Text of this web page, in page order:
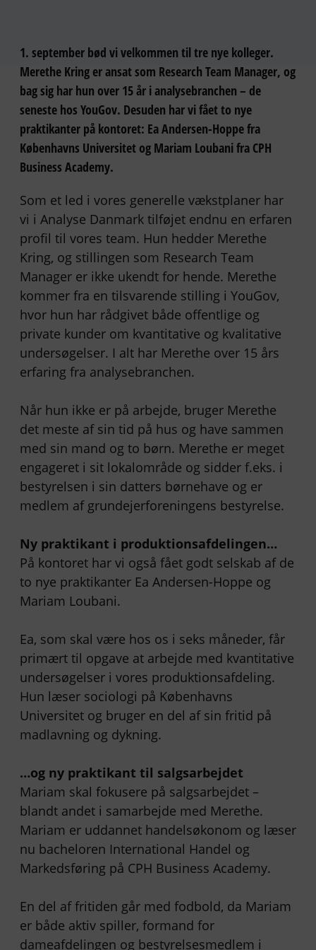
1. september bød vi velkommen til tre nye kolleger.
Merethe Kring er ansat som Research Team Manager, og
bag sig har hun over 15 år i analysebranchen – de
seneste hos YouGov. Desuden har vi fået to nye
praktikanter på kontoret: Ea Andersen-Hoppe fra
Københavns Universitet og Mariam Loubani fra CPH
Business Academy.
Som et led i vores generelle vækstplaner har
vi i Analyse Danmark tilføjet endnu en erfaren
profil til vores team. Hun hedder Merethe
Kring, og stillingen som Research Team
Manager er ikke ukendt for hende. Merethe
kommer fra en tilsvarende stilling i YouGov,
hvor hun har rådgivet både offentlige og
private kunder om kvantitative og kvalitative
undersøgelser. I alt har Merethe over 15 års
erfaring fra analysebranchen.
Når hun ikke er på arbejde, bruger Merethe
det meste af sin tid på hus og have sammen
med sin mand og to børn. Merethe er meget
engageret i sit lokalområde og sidder f.eks. i
bestyrelsen i sin datters børnehave og er
medlem af grundejerforeningens bestyrelse.
Ny praktikant i produktionsafdelingen…
På kontoret har vi også fået godt selskab af de
to nye praktikanter Ea Andersen-Hoppe og
Mariam Loubani.
Ea, som skal være hos os i seks måneder, får
primært til opgave at arbejde med kvantitative
undersøgelser i vores produktionsafdeling.
Hun læser sociologi på Københavns
Universitet og bruger en del af sin fritid på
madlavning og dykning.
…og ny praktikant til salgsarbejdet
Mariam skal fokusere på salgsarbejdet –
blandt andet i samarbejde med Merethe.
Mariam er uddannet handelsøkonom og læser
nu bacheloren International Handel og
Markedsføring på CPH Business Academy.
En del af fritiden går med fodbold, da Mariam
er både aktiv spiller, formand for
dameafdelingen og bestyrelsesmedlem i